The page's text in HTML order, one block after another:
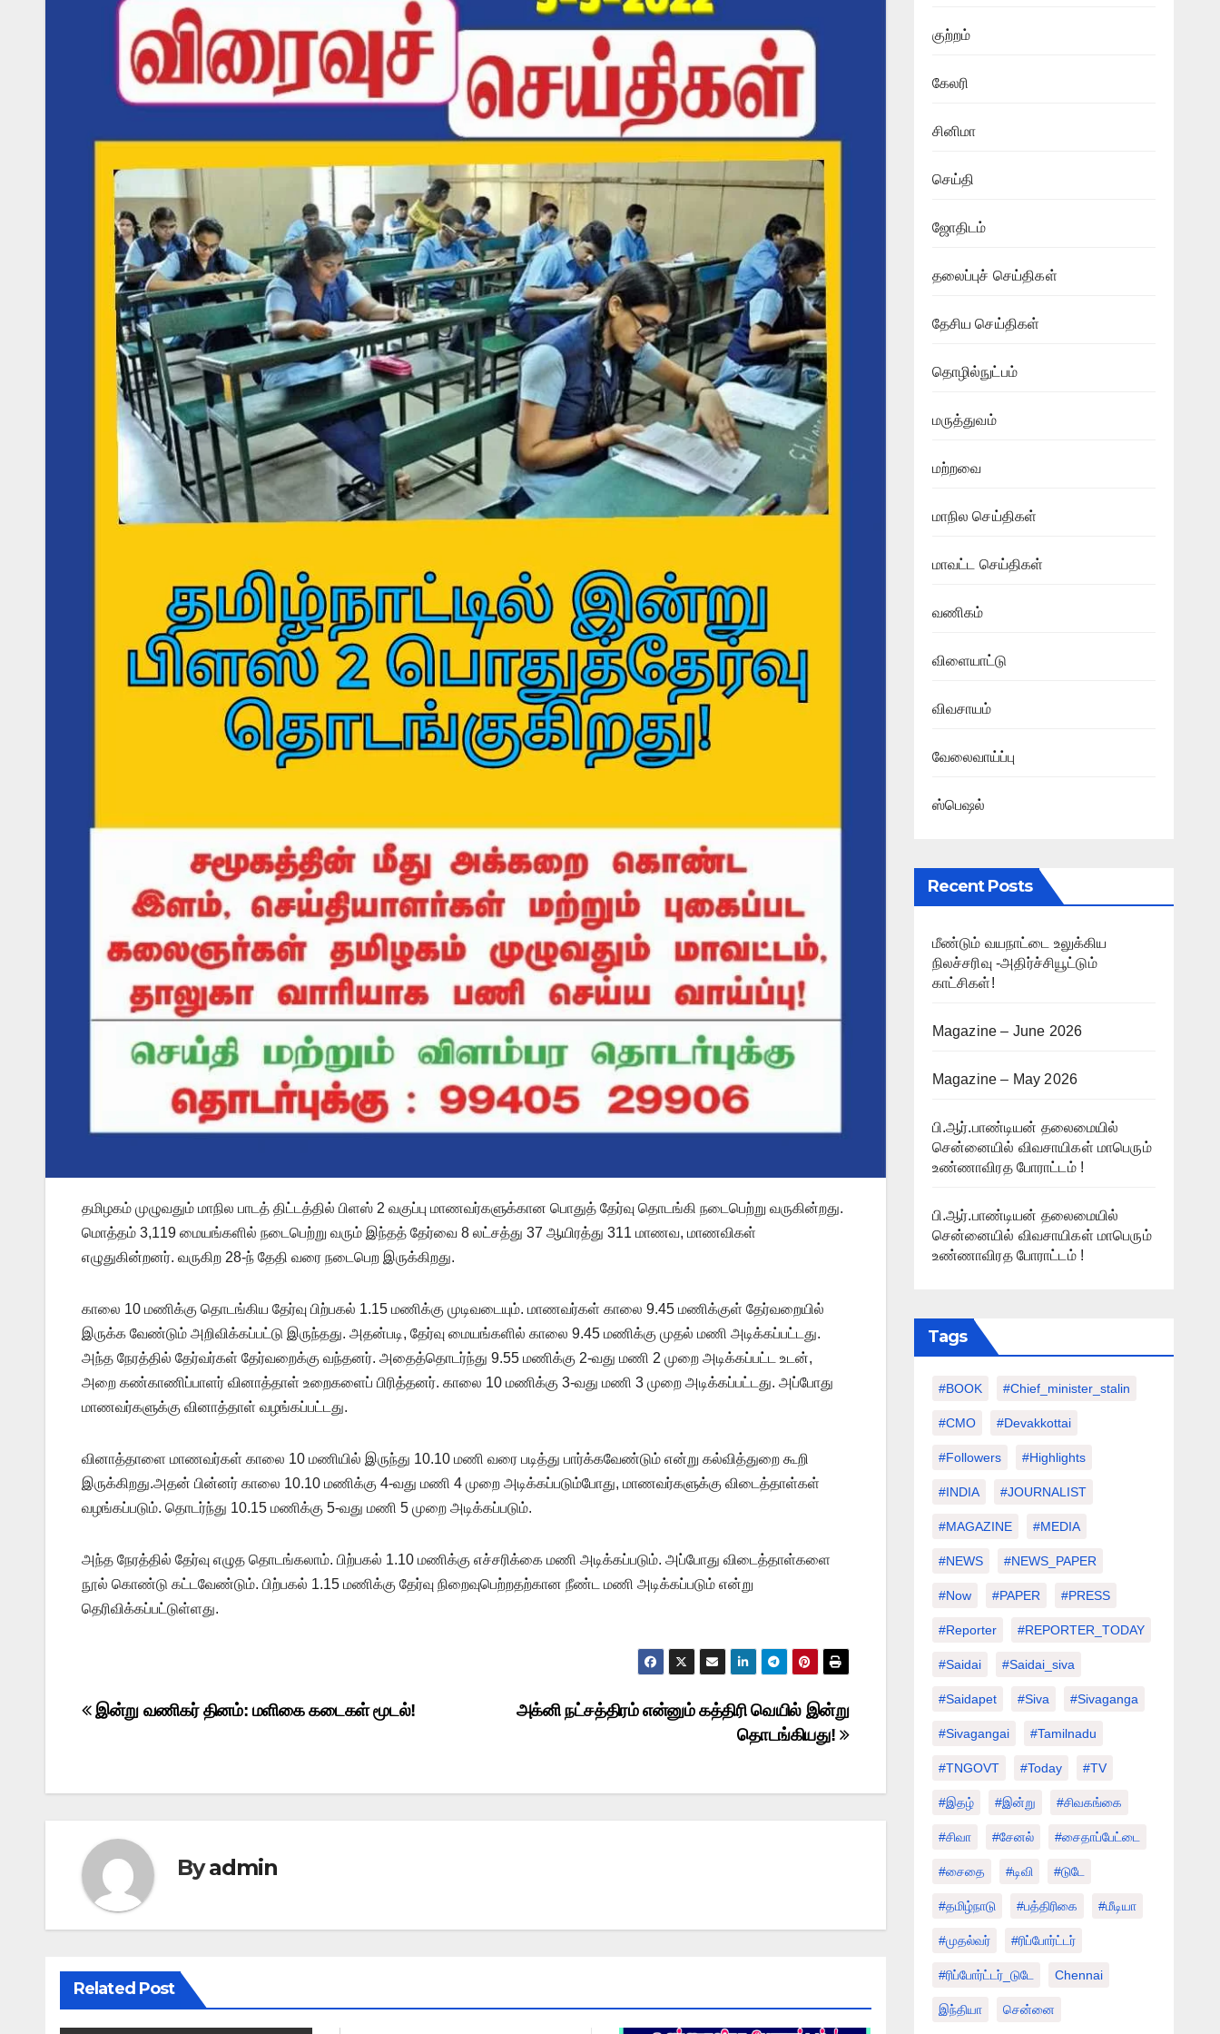
தமிழகம் முழுவதும் மாநில பாடத் திட்டத்தில் பிளஸ் 2 வகுப்பு மாணவர்களுக்கான பொதுத் தேர்வு தொடங்கி நடைபெற்று வருகின்றது.
மொத்தம் 3,119 மையங்களில் நடைபெற்று வரும் இந்தத் தேர்வை 8 லட்சத்து 37 ஆயிரத்து 311 மாணவ, மாணவிகள்
எழுதுகின்றனர். வருகிற 28-ந் தேதி வரை நடைபெற இருக்கிறது.
காலை 10 மணிக்கு தொடங்கிய தேர்வு பிற்பகல் 1.15 மணிக்கு முடிவடையும். மாணவர்கள் காலை 9.45 மணிக்குள் தேர்வறையில்
இருக்க வேண்டும் அறிவிக்கப்பட்டு இருந்தது. அதன்படி, தேர்வு மையங்களில் காலை 9.45 மணிக்கு முதல் மணி அடிக்கப்பட்டது.
அந்த நேரத்தில் தேர்வர்கள் தேர்வறைக்கு வந்தனர். அதைத்தொடர்ந்து 9.55 மணிக்கு 2-வது மணி 2 முறை அடிக்கப்பட்ட உடன்,
அறை கண்காணிப்பாளர் வினாத்தாள் உறைகளைப் பிரித்தனர். காலை 10 மணிக்கு 3-வது மணி 3 முறை அடிக்கப்பட்டது. அப்போது
மாணவர்களுக்கு வினாத்தாள் வழங்கப்பட்டது.
வினாத்தாளை மாணவர்கள் காலை 10 மணியில் இருந்து 10.10 மணி வரை படித்து பார்க்கவேண்டும் என்று கல்வித்துறை கூறி
இருக்கிறது.அதன் பின்னர் காலை 10.10 மணிக்கு 4-வது மணி 4 முறை அடிக்கப்படும்போது, மாணவர்களுக்கு விடைத்தாள்கள்
வழங்கப்படும். தொடர்ந்து 10.15 மணிக்கு 5-வது மணி 5 முறை அடிக்கப்படும்.
அந்த நேரத்தில் தேர்வு எழுத தொடங்கலாம். பிற்பகல் 1.10 மணிக்கு எச்சரிக்கை மணி அடிக்கப்படும். அப்போது விடைத்தாள்களை
நூல் கொண்டு கட்டவேண்டும். பிற்பகல் 1.15 மணிக்கு தேர்வு நிறைவுபெற்றதற்கான நீண்ட மணி அடிக்கப்படும் என்று
தெரிவிக்கப்பட்டுள்ளது.
Post
அக்னி நட்சத்திரம் என்னும் கத்திரி வெயில் இன்று
தொடங்கியது!
இன்று வணிகர் தினம்: மளிகை கடைகள் மூடல்!
Byadmin
Related Post
குற்றம்
கேலரி
சினிமா
செய்தி
ஜோதிடம்
தலைப்புச் செய்திகள்
தேசிய செய்திகள்
தொழில்நுட்பம்
மருத்துவம்
மற்றவை
மாநில செய்திகள்
மாவட்ட செய்திகள்
வணிகம்
விளையாட்டு
விவசாயம்
வேலைவாய்ப்பு
ஸ்பெஷல்
Recent Posts
மீண்டும் வயநாட்டை உலுக்கிய
நிலச்சரிவு -அதிர்ச்சியூட்டும்
காட்சிகள்!
Magazine – June 2026
Magazine – May 2026
பி.ஆர்.பாண்டியன் தலைமையில்
சென்னையில் விவசாயிகள் மாபெரும்
உண்ணாவிரத போராட்டம் !
பி.ஆர்.பாண்டியன் தலைமையில்
சென்னையில் விவசாயிகள் மாபெரும்
உண்ணாவிரத போராட்டம் !
Tags
#BOOK #chief_minister_stalin
#CMO #devakkottai
#followers #highlights
#INDIA #JOURNALIST
#MAGAZINE #MEDIA
#NEWS #NEWS_PAPER
#Now #PAPER #PRESS
#Reporter #REPORTER_TODAY
#saidai #saidai_siva
#saidapet #Siva #Sivaganga
#sivagangai #tamilnadu
#TNGOVT #today #TV
#இதழ் #இன்று #சிவகங்கை
#சிவா #சேனல் #சைதாப்பேட்டை
#சைதை #டிவி #டுடே
#தமிழ்நாடு #பத்திரிகை #மீடியா
#முதல்வர் #ரிப்போர்ட்டர்
#ரிப்போர்ட்டர்_டுடே Chennai
இந்தியா சென்னை